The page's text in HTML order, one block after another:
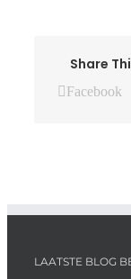
Share
Facebook
LAATSTE BLOG